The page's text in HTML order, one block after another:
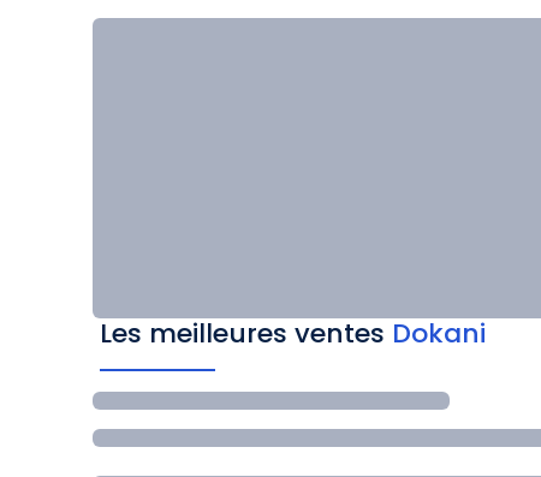
Les meilleures ventes Dokani